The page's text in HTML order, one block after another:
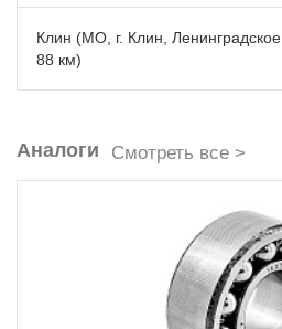
Клин (МО, г. Клин,
88 км)
Аналоги Смотреть все >